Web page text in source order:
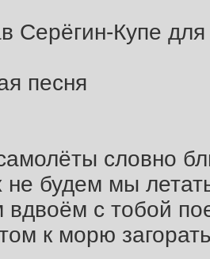
Серёгин-Купе
песня
словно
не будем мы
вдвоём с тобой
к морю